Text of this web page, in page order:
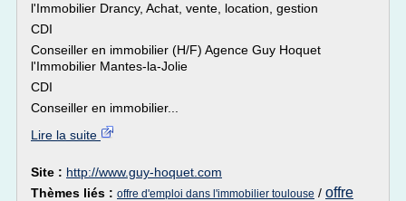
l'Immobilier Drancy, Achat, vente, location, gestion
CDI
Conseiller en immobilier (H/F) Agence Guy Hoquet
l'Immobilier Mantes-la-Jolie
CDI
Conseiller en immobilier...
Lire la suite
Site : http://www.guy-hoquet.com
Thèmes liés : offre d'emploi dans l'immobilier toulouse / offre